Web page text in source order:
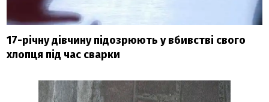
17-річну дівчину підозрюють у вбивстві свого
хлопця під час сварки